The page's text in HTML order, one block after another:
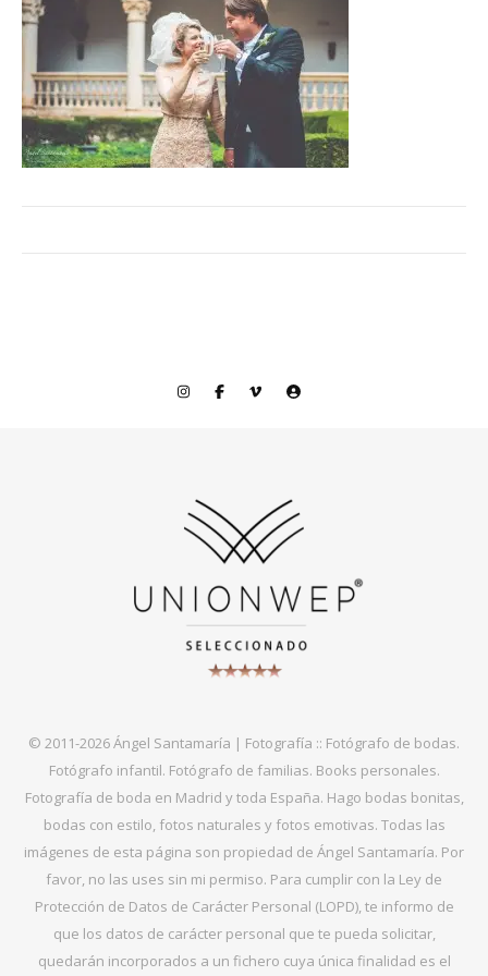
© 2011-2026 Ángel Santamaría | Fotografía :: Fotógrafo de bodas.
Fotógrafo infantil. Fotógrafo de familias. Books personales.
Fotografía de boda en Madrid y toda España. Hago bodas bonitas,
bodas con estilo, fotos naturales y fotos emotivas. Todas las
imágenes de esta página son propiedad de Ángel Santamaría. Por
favor, no las uses sin mi permiso. Para cumplir con la Ley de
Protección de Datos de Carácter Personal (LOPD), te informo de
que los datos de carácter personal que te pueda solicitar,
quedarán incorporados a un fichero cuya única finalidad es el